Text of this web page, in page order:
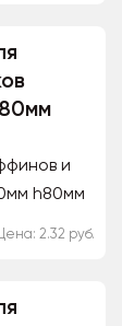
и
h80мм
2.32 руб.